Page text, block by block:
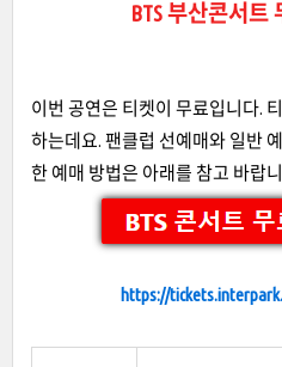
BTS 부산콘서트
이번 공연은 티켓이 무료입니다.
하는데요. 팬클럽 선예매와 일반
한 예매 방법은 아래를 참고 바랍
https://